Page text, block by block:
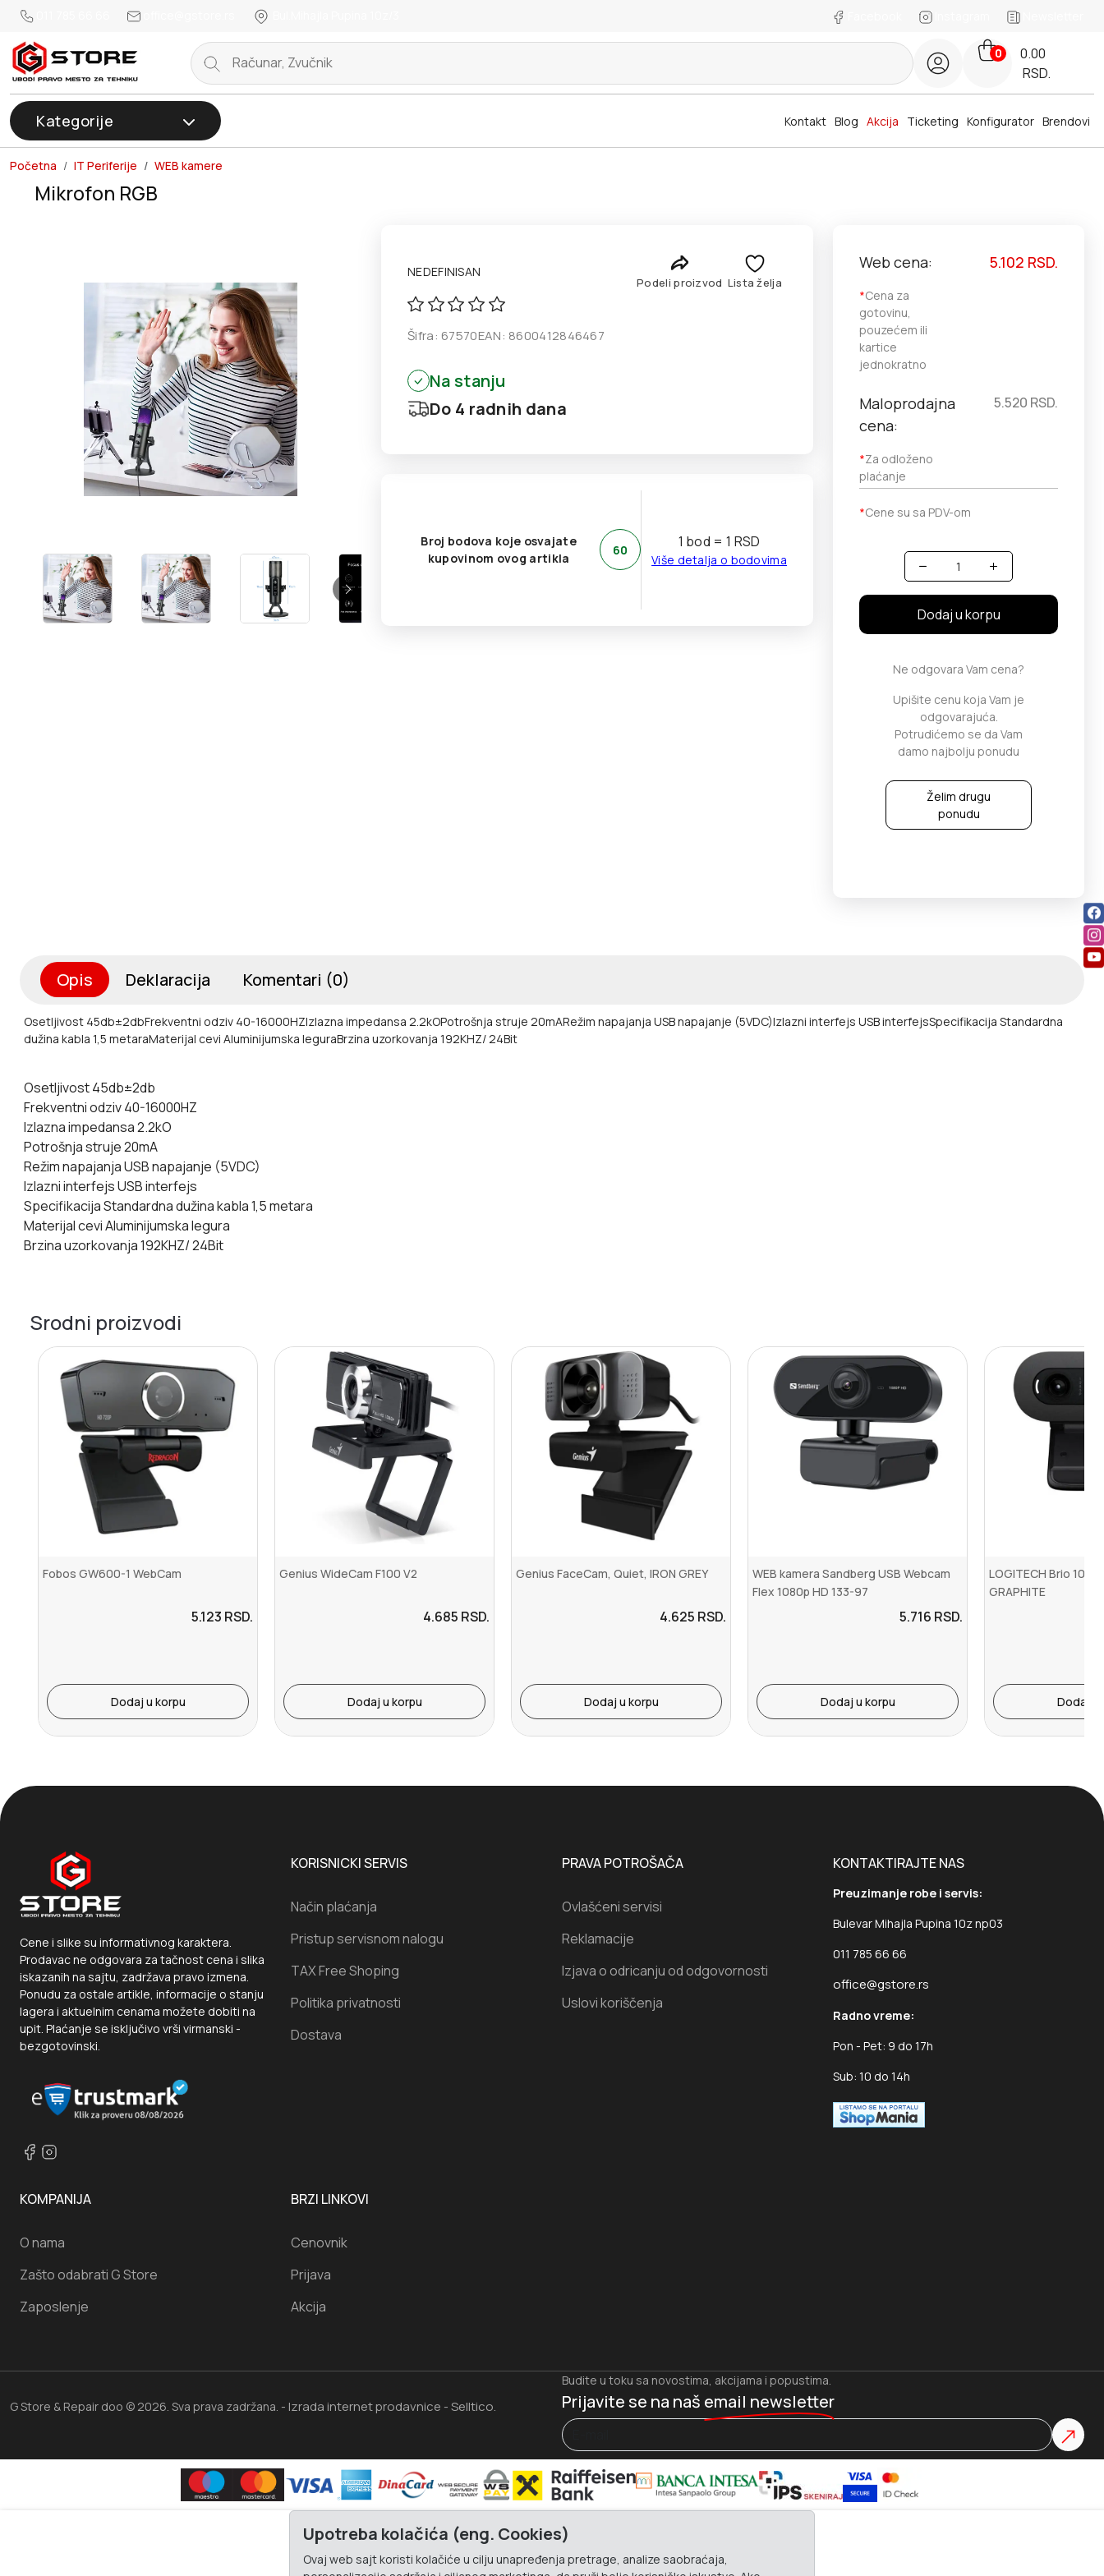
Instagram Newsletter
0
0.00
RSD.
Kategorije Brendovi
Blog Akcija
Kontakt Ticketing Konfigurator
Početna IT Periferije WEB kamere
Mikrofon RGB
NEDEFINISAN
Podeli proizvod Lista želja
Šifra: 67570EAN: 8600412846467
Na stanju
Do 4 radnih dana
Broj bodova koje osvajate
kupovinom ovog artikla
60 1 bod = 1 RSD
Više detalja o bodovima
Web cena:
*Cena za
gotovinu,
pouzećem ili
kartice
jednokratno
5.102 RSD.
Maloprodajna
cena:
*Za odloženo
plaćanje
5.520 RSD.
*Cene su sa PDV-om
Količina
Dodaj u korpu
Ne odgovara Vam cena?
Upišite cenu koja Vam je
odgovarajuća.
Potrudićemo se da Vam
damo najbolju ponudu
Želim drugu
ponudu
Opis Deklaracija Komentari (0)
Osetljivost 45db±2dbFrekventni odziv 40-16000HZIzlazna impedansa 2.2kOPotrošnja struje 20mARežim napajanja USB napajanje (5VDC)Izlazni interfejs USB interfejsSpecifikacija Standardna
dužina kabla 1,5 metaraMaterijal cevi Aluminijumska leguraBrzina uzorkovanja 192KHZ/ 24Bit
Osetljivost 45db±2db
Frekventni odziv 40-16000HZ
Izlazna impedansa 2.2kO
Potrošnja struje 20mA
Režim napajanja USB napajanje (5VDC)
Izlazni interfejs USB interfejs
Specifikacija Standardna dužina kabla 1,5 metara
Materijal cevi Aluminijumska legura
Brzina uzorkovanja 192KHZ/ 24Bit
Srodni proizvodi
Fobos GW600-1 WebCam
5.123 RSD.
Dodaj u korpu
Genius WideCam F100 V2
4.685 RSD.
Dodaj u korpu
Genius FaceCam, Quiet, IRON GREY
4.625 RSD.
Dodaj u korpu
WEB kamera Sandberg USB Webcam
Flex 1080p HD 133-97
5.716 RSD.
Dodaj u korpu
LOGITECH Brio 100
GRAPHITE
Dodaj u
Cene i slike su informativnog karaktera.
Prodavac ne odgovara za tačnost cena i slika
iskazanih na sajtu, zadržava pravo izmena.
Ponudu za ostale artikle, informacije o stanju
lagera i aktuelnim cenama možete dobiti na
upit. Plaćanje se isključivo vrši virmanski -
bezgotovinski.
KORISNICKI SERVIS
Način plaćanja
Pristup servisnom nalogu
TAX Free Shoping
Politika privatnosti
Dostava
PRAVA POTROŠAČA
Ovlašćeni servisi
Reklamacije
Izjava o odricanju od odgovornosti
Uslovi koriščenja
KONTAKTIRAJTE NAS
Preuzimanje robe i servis:
Bulevar Mihajla Pupina 10z np03
011 785 66 66
office@gstore.rs
Radno vreme:
Pon - Pet: 9 do 17h
Sub: 10 do 14h
KOMPANIJA
O nama
Zašto odabrati G Store
Zaposlenje
BRZI LINKOVI
Cenovnik
Prijava
Akcija
G Store & Repair doo © 2026. Sva prava zadržana. - Izrada internet prodavnice - Selltico.
Budite u toku sa novostima, akcijama i popustima.
Prijavite se na naš email newsletter
Upotreba kolačića (eng. Cookies)
Ovaj web sajt koristi kolačiće u cilju unapređenja pretrage, analize saobraćaja,